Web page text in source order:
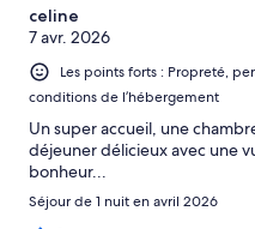
celine
7 avr. 2026
Les points forts : Propreté,
conditions de l’hébergement
Un super accueil, une
déjeuner délicieux avec une
bonheur...
Séjour de 1 nuit en avril 2026